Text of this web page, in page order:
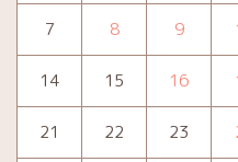
7 8 9
14 15 16
21 22 23